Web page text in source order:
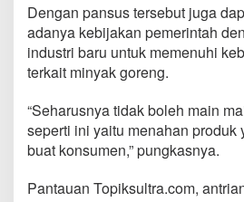
Dengan pansus tersebut juga
adanya kebijakan pemerintah
industri baru untuk memenuhi
terkait minyak goreng.
“Seharusnya tidak boleh main
seperti ini yaitu menahan produk
buat konsumen,” pungkasnya.
Pantauan Topiksultra.com,